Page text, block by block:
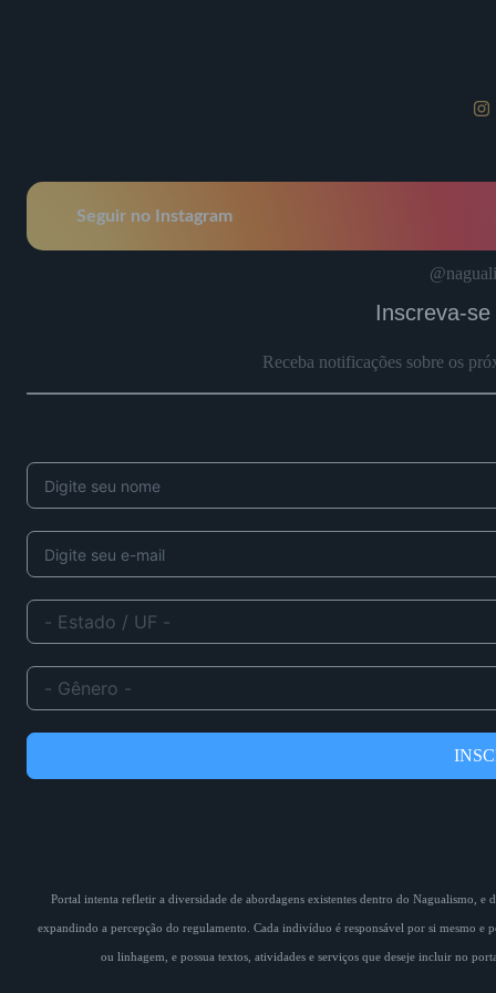
Seguir no Instagram
Inscreva-
Receba notificações sobre os
Portal intenta refletir a diversidade de abordagens existentes dentro do Nagualismo, e
expandindo a percepção do regulamento. Cada indivíduo é responsável por si mesmo
ou linhagem, e possua textos, atividades e serviços que deseje incluir no